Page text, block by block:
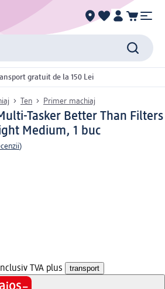
gratuit de la 150 Lei
Ten Primer machiaj
Tasker Better Than Filters
Medium, 1 buc
)
Inclusiv TVA plus transport